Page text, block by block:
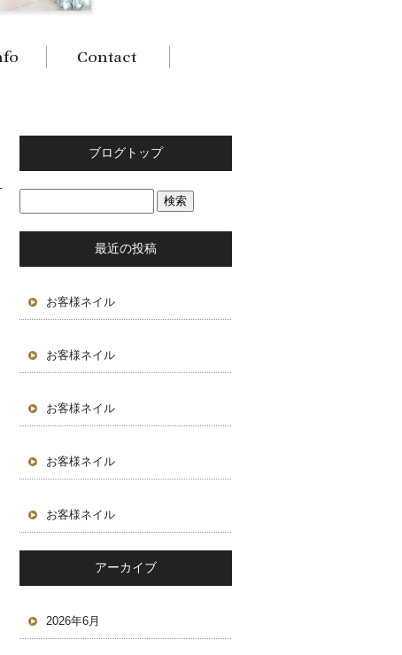
ブログトップ
最近の投稿
お客様ネイル
お客様ネイル
お客様ネイル
お客様ネイル
お客様ネイル
アーカイブ
2026年6月